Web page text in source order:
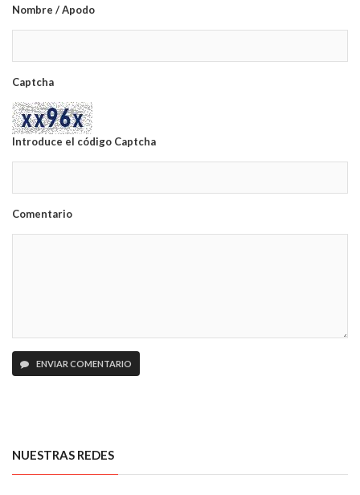
Nombre / Apodo
Captcha
Introduce el código Captcha
Comentario
ENVIAR COMENTARIO
NUESTRAS REDES